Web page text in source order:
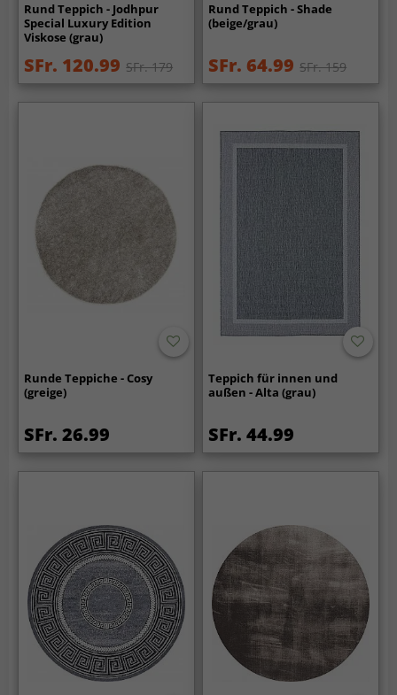
Rund Teppich - Jodhpur
Special Luxury Edition
Viskose (grau)
SFr. 120.99 SFr. 179
Rund Teppich - Shade
(beige/grau)
SFr. 64.99 SFr. 159
Runde Teppiche - Cosy
(greige)
SFr. 26.99
Teppich für innen und
außen - Alta (grau)
SFr. 44.99